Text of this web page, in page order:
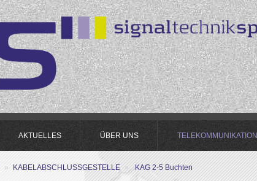
AKTUELLES ÜBER UNS TELEKOMMUNIKATION
» KABELABSCHLUSSGESTELLE » KAG 2-5 Buchten